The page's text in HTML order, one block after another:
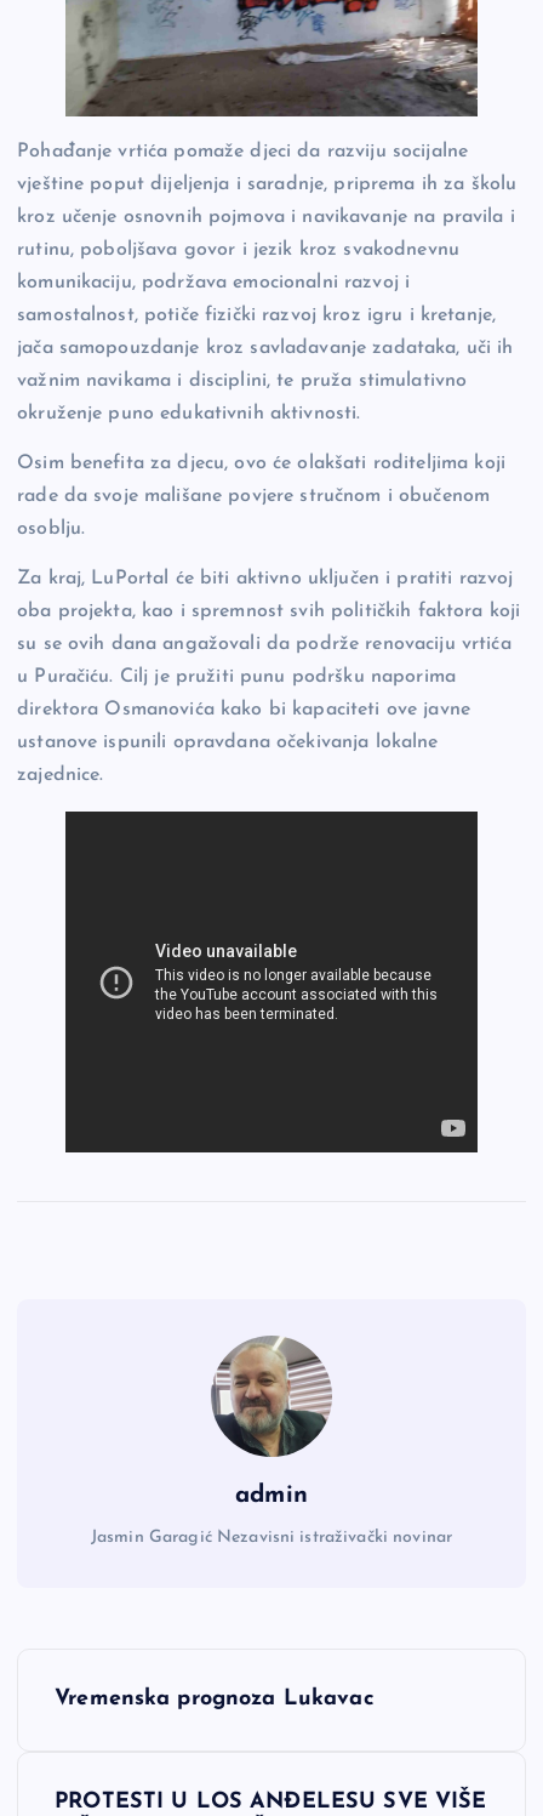
Pohađanje vrtića pomaže djeci da razviju socijalne
vještine poput dijeljenja i saradnje, priprema ih za školu
kroz učenje osnovnih pojmova i navikavanje na pravila i
rutinu, poboljšava govor i jezik kroz svakodnevnu
komunikaciju, podržava emocionalni razvoj i
samostalnost, potiče fizički razvoj kroz igru i kretanje,
jača samopouzdanje kroz savladavanje zadataka, uči ih
važnim navikama i disciplini, te pruža stimulativno
okruženje puno edukativnih aktivnosti.
Osim benefita za djecu, ovo će olakšati roditeljima koji
rade da svoje mališane povjere stručnom i obučenom
osoblju.
Za kraj, LuPortal će biti aktivno uključen i pratiti razvoj
oba projekta, kao i spremnost svih političkih faktora koji
su se ovih dana angažovali da podrže renovaciju vrtića
u Puračiću. Cilj je pružiti punu podršku naporima
direktora Osmanovića kako bi kapaciteti ove javne
ustanove ispunili opravdana očekivanja lokalne
zajednice.
admin
Jasmin Garagić Nezavisni istraživački novinar
NVremenska prognoza Lukavac
PROTESTI U LOS ANĐELESU SVE VIŠE